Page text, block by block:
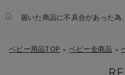
届いた商品に不具合があった為
ベビー用品TOP ＞ ベビー全商品 ＞